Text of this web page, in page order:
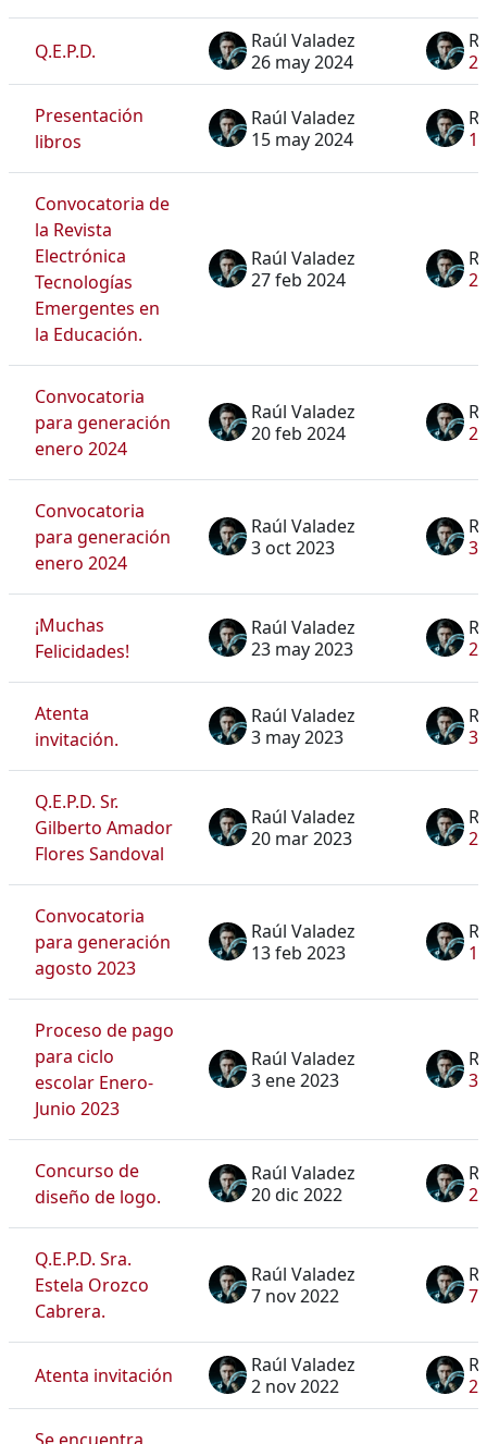
Q.E.P.D.
Raúl Valadez
26 may 2024
Presentación
libros
Raúl Valadez
15 may 2024
Convocatoria de
la Revista
Electrónica
Tecnologías
Emergentes en
la Educación.
Raúl Valadez
27 feb 2024
Convocatoria
para generación
enero 2024
Raúl Valadez
20 feb 2024
Convocatoria
para generación
enero 2024
Raúl Valadez
3 oct 2023
3
¡Muchas
Felicidades!
Raúl Valadez
23 may 2023
Atenta
invitación.
Raúl Valadez
3 may 2023
3
Q.E.P.D. Sr.
Gilberto Amador
Flores Sandoval
Raúl Valadez
20 mar 2023
Convocatoria
para generación
agosto 2023
Raúl Valadez
13 feb 2023
Proceso de pago
para ciclo
escolar Enero-
Junio 2023
Raúl Valadez
3 ene 2023
3
Concurso de
diseño de logo.
Raúl Valadez
20 dic 2022
Q.E.P.D. Sra.
Estela Orozco
Cabrera.
Raúl Valadez
7 nov 2022
7
Atenta invitación
Raúl Valadez
2 nov 2022
2